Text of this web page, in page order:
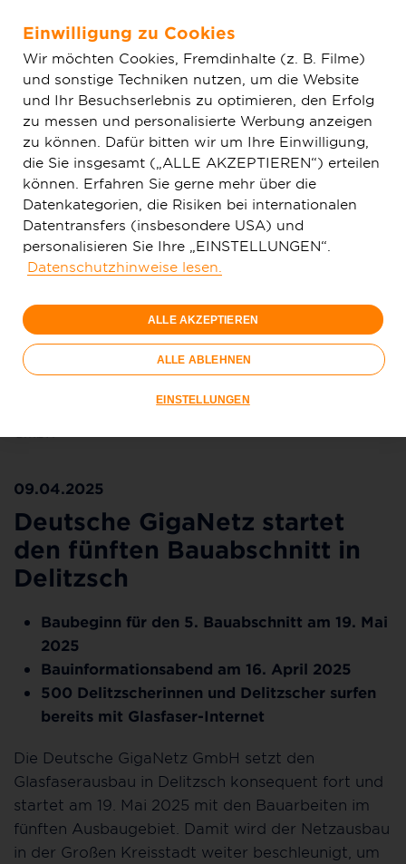
Zum Hauptinhalt springen
Aktuelles
den fünften Bauabschnitt in Delitzsch
Ab dem 19. Mai 2025 beginnen die Bauarbeiten für das
09.04.2025
Deutsche GigaNetz startet
den fünften Bauabschnitt in
Delitzsch
Baubeginn für den 5. Bauabschnitt am 19. Mai
2025
Bauinformationsabend am 16. April 2025
500 Delitzscherinnen und Delitzscher surfen
bereits mit Glasfaser-Internet
Die Deutsche GigaNetz GmbH setzt den
Glasfaserausbau in Delitzsch konsequent fort und
startet am 19. Mai 2025 mit den Bauarbeiten im
fünften Ausbaugebiet. Damit wird der Netzausbau
in der Großen Kreisstadt weiter beschleunigt, um
Einwilligung zu Cookies
Wir möchten Cookies, Fremdinhalte (z. B. Filme)
und sonstige Techniken nutzen, um die Website
und Ihr Besuchserlebnis zu optimieren, den Erfolg
zu messen und personalisierte Werbung anzeigen
zu können. Dafür bitten wir um Ihre Einwilligung,
die Sie insgesamt („ALLE AKZEPTIEREN“) erteilen
können. Erfahren Sie gerne mehr über die
Datenkategorien, die Risiken bei internationalen
Datentransfers (insbesondere USA) und
personalisieren Sie Ihre „EINSTELLUNGEN“.
Datenschutzhinweise lesen.
ALLE AKZEPTIEREN
ALLE ABLEHNEN
EINSTELLUNGEN